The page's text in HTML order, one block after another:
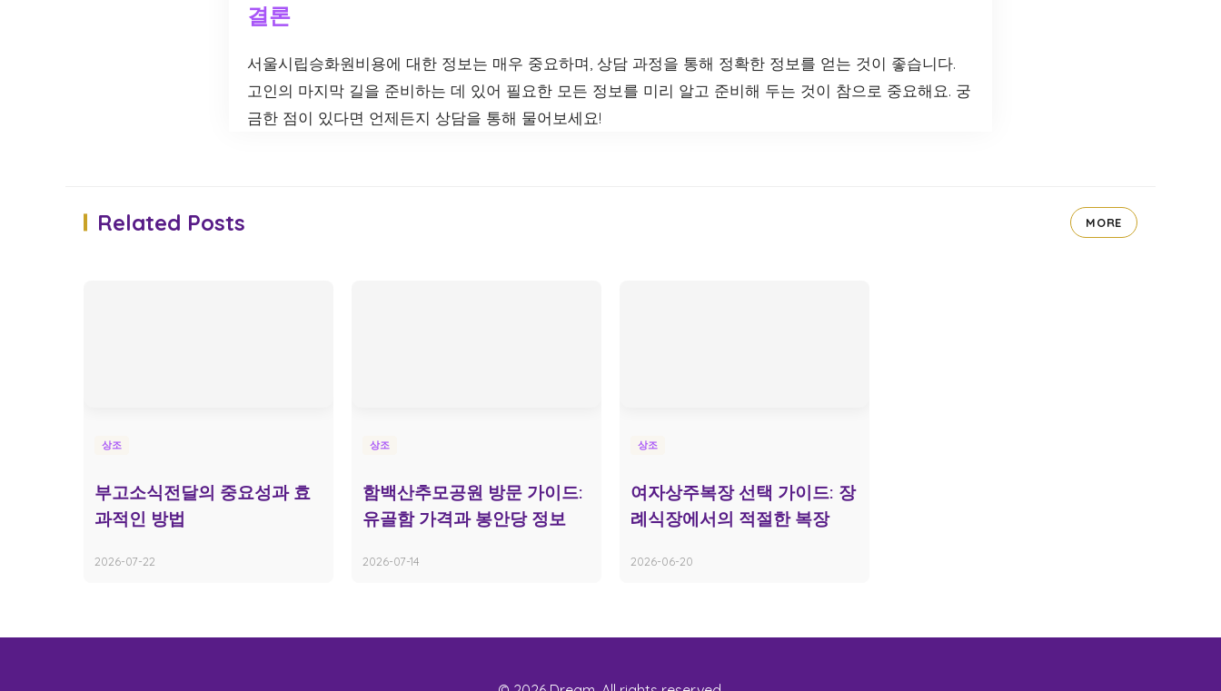
결론
서울시립승화원비용에 대한 정보는 매우 중요하며, 상담 과정을 통해 정확한 정보를 얻는 것이 좋습니다.
고인의 마지막 길을 준비하는 데 있어 필요한 모든 정보를 미리 알고 준비해 두는 것이 참으로 중요해요. 궁
금한 점이 있다면 언제든지 상담을 통해 물어보세요!
Related Posts MORE
상조
부고소식전달의 중요성과 효
과적인 방법
2026-07-22
상조
함백산추모공원 방문 가이드:
유골함 가격과 봉안당 정보
2026-07-14
상조
여자상주복장 선택 가이드: 장
례식장에서의 적절한 복장
2026-06-20